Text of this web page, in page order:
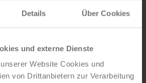
Details Über Cookies
und externe Dienste
Website Cookies und
von Drittanbietern zur Verarbeitung
GmbH stärkt mit ge­zielten